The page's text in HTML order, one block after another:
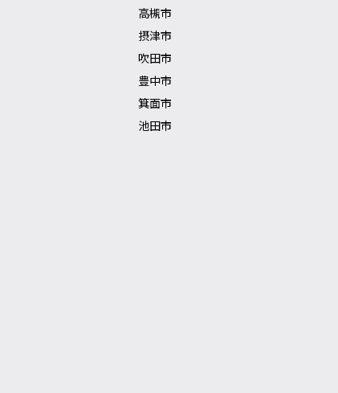
高槻市
摂津市
吹田市
豊中市
箕面市
池田市